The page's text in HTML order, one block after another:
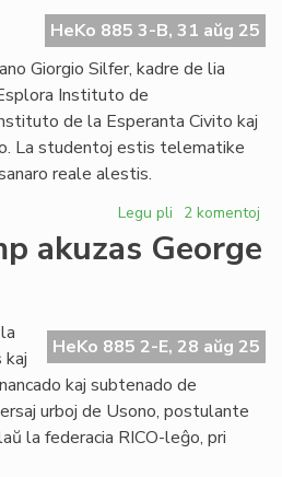
HeKo 885 3-B, 31 aŭg 25
Giorgio Silfer, kadre de lia
Instituto de
de la Esperanta Civito kaj
La studentoj estis telematike
reale alestis.
Legu pli pri
Lekcio
de
en
la
Itala
Kongreso
de
Esperanto
2 komentoj
akuzas George
HeKo 885 2-E, 28 aŭg 25
kaj
kaj subtenado de
urboj de Usono, postulante
la federacia RICO-leĝo, pri